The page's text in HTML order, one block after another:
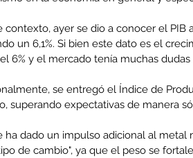
contexto, ayer se dio a conocer el
un 6,1%. Si bien este dato es el
6% y el mercado tenía muchas
se entregó el Índice de
superando expectativas de manera
ha dado un impulso adicional al
de cambio", ya que el peso se